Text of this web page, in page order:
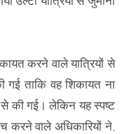
करने वाले यात्रियों से
गई ताकि वह शिकायत ना
से की गई। लेकिन यह स्पष्ट
करने वाले अधिकारियों ने,